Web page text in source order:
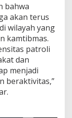
bahwa
akan terus
wilayah yang
kamtibmas.
patroli
dan
menjadi
beraktivitas,”